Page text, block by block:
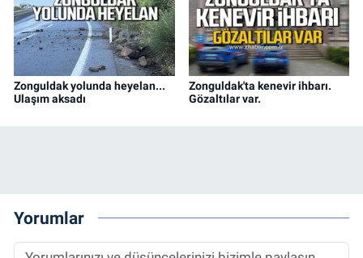
Zonguldak yolunda heyelan...
Ulaşım aksadı
Zonguldak'ta kenevir ihbarı.
Gözaltılar var.
Yorumlar